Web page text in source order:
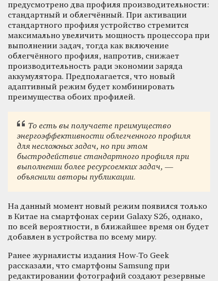
предусмотрено два профиля производительности:
стандартный и облегчённый. При активации
стандартного профиля устройство стремится
максимально увеличить мощность процессора при
выполнении задач, тогда как включение
облегчённого профиля, напротив, снижает
производительность ради экономии заряда
аккумулятора. Предполагается, что новый
адаптивный режим будет комбинировать
преимущества обоих профилей.
То есть вы получаете преимущество
энергоэффективности облегченного профиля
для несложных задач, но при этом
быстродействие стандартного профиля при
выполнении более ресурсоемких задач, —
объяснили авторы публикации.
На данный момент новый режим появился только
в Китае на смартфонах серии Galaxy S26, однако,
по всей вероятности, в ближайшее время он будет
добавлен в устройства по всему миру.
Ранее журналисты издания How-To Geek
рассказали, что смартфоны Samsung при
редактировании фотографий создают резервные